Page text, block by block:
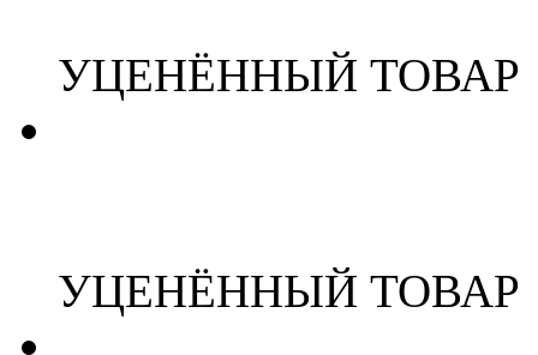
УЦЕНЁННЫЙ ТОВАР
УЦЕНЁННЫЙ ТОВАР